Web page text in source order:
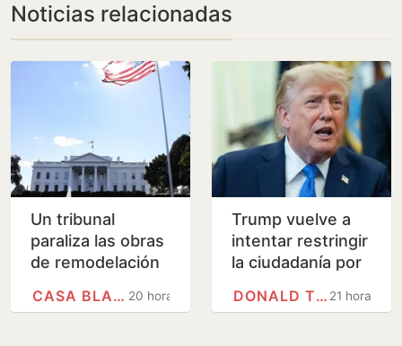
Noticias relacionadas
Un tribunal
paraliza las obras
de remodelación
ordenadas por20 horas
CASA BLANCA
Trump vuelve a
intentar restringir
la ciudadanía por
la sentencia del21 horas
DONALD TRUMP